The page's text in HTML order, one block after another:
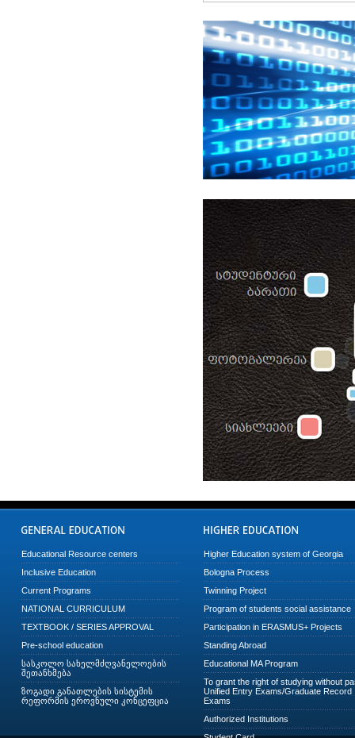
Educational Resource centers
Inclusive Education
Current Programs
NATIONAL CURRICULUM
TEXTBOOK / SERIES APPROVAL
Pre-school education
სასკოლო სახელმძღვანელოების
შეთანხმება
ზოგადი განათლების სისტემის
რეფორმის ეროვნული კონცეფცია
Higher Education system of Georgia
Bologna Process
Twinning Project
Program of students social assistance
Participation in ERASMUS+ Projects
Standing Abroad
Educational MA Program
To grant the right of studying without
Unified Entry Exams/Graduate Record
Exams
Authorized Institutions